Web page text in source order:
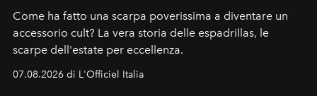
Come ha fatto una scarpa poverissima a diventare un
accessorio cult? La vera storia delle espadrillas, le
scarpe dell'estate per eccellenza.
07.08.2026 di L'Officiel Italia